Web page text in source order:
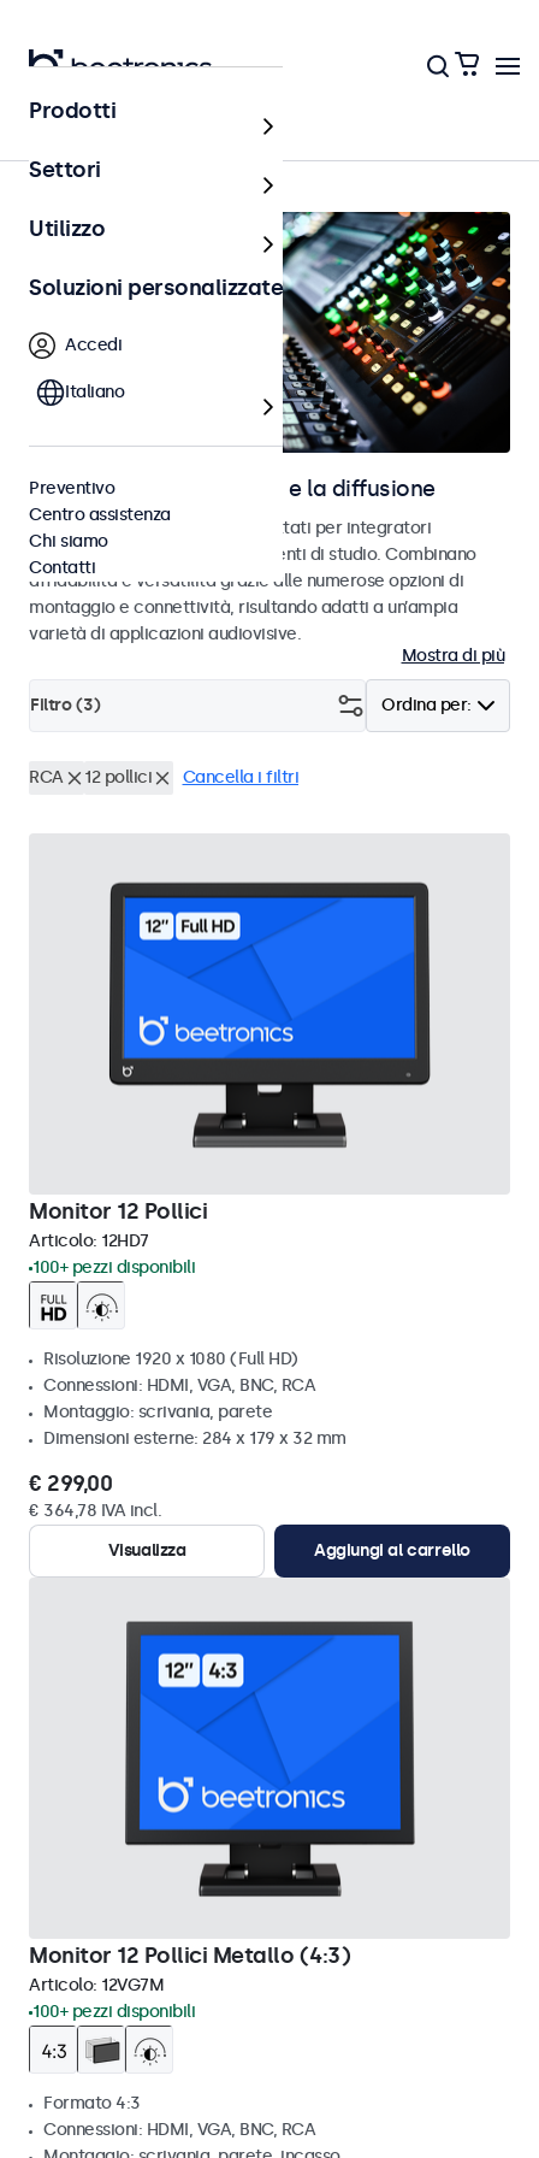
Home
Schermi per l’audiovisivo e la diffusione
Monitor e schermi touch progettati per integratori
audiovisivi professionali e ambienti di studio. Combinano
affidabilità e versatilità grazie alle numerose opzioni di
montaggio e connettività, risultando adatti a un’ampia
varietà di applicazioni audiovisive.
Mostra di più
Ordina per:
Filtro (3)
RCA 12 pollici Cancella i filtri
Monitor 12 Pollici
Articolo: 12HD7
100+ pezzi disponibili
Risoluzione 1920 x 1080 (Full HD)
Connessioni: HDMI, VGA, BNC, RCA
Montaggio: scrivania, parete
Dimensioni esterne: 284 x 179 x 32 mm
€ 299,00
€ 364,78 IVA incl.
Visualizza
Aggiungi al carrello
Monitor 12 Pollici Metallo (4:3)
Articolo: 12VG7M
100+ pezzi disponibili
Formato 4:3
Connessioni: HDMI, VGA, BNC, RCA
Prodotti
Settori
Utilizzo
Soluzioni personalizzate
Accedi
Italiano
Preventivo
Centro assistenza
Chi siamo
Contatti